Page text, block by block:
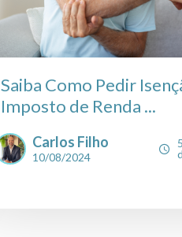
Saiba Como Pedir
Imposto de Renda ...
Carlos Filho
10/08/2024